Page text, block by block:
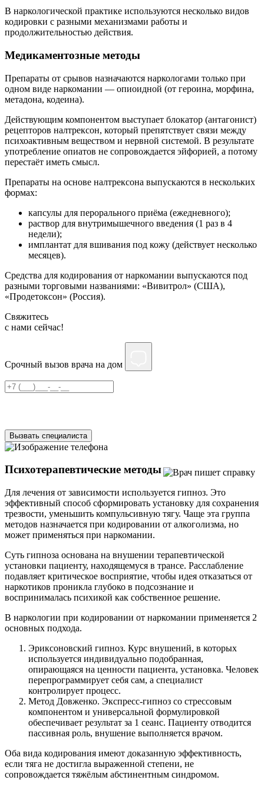
В наркологической практике используются несколько видов
кодировки с разными механизмами работы и
продолжительностью действия.
Медикаментозные методы
Препараты от срывов назначаются наркологами только при
одном виде наркомании — опиоидной (от героина, морфина,
метадона, кодеина).
Действующим компонентом выступает блокатор (антагонист)
рецепторов налтрексон, который препятствует связи между
психоактивным веществом и нервной системой. В результате
употребление опиатов не сопровождается эйфорией, а потому
перестаёт иметь смысл.
Препараты на основе налтрексона выпускаются в нескольких
формах:
капсулы для перорального приёма (ежедневного);
раствор для внутримышечного введения (1 раз в 4
недели);
имплантат для вшивания под кожу (действует несколько
месяцев).
Средства для кодирования от наркомании выпускаются под
разными торговыми названиями: «Вивитрол» (США),
«Продетоксон» (Россия).
Свяжитесь
c нами сейчас!
Срочный вызов врача на дом
Вызвать специалиста
Психотерапевтические методы
Для лечения от зависимости используется гипноз. Это
эффективный способ сформировать установку для сохранения
трезвости, уменьшить компульсивную тягу. Чаще эта группа
методов назначается при кодировании от алкоголизма, но
может применяться при наркомании.
Суть гипноза основана на внушении терапевтической
установки пациенту, находящемуся в трансе. Расслабление
подавляет критическое восприятие, чтобы идея отказаться от
наркотиков проникла глубоко в подсознание и
воспринималась психикой как собственное решение.
В наркологии при кодировании от наркомании применяется 2
основных подхода.
Эриксоновский гипноз. Курс внушений, в которых
используется индивидуально подобранная,
опирающаяся на ценности пациента, установка. Человек
перепрограммирует себя сам, а специалист
контролирует процесс.
Метод Довженко. Экспресс-гипноз со стрессовым
компонентом и универсальной формулировкой
обеспечивает результат за 1 сеанс. Пациенту отводится
пассивная роль, внушение выполняется врачом.
Оба вида кодирования имеют доказанную эффективность,
если тяга не достигла выраженной степени, не
сопровождается тяжёлым абстинентным синдромом.